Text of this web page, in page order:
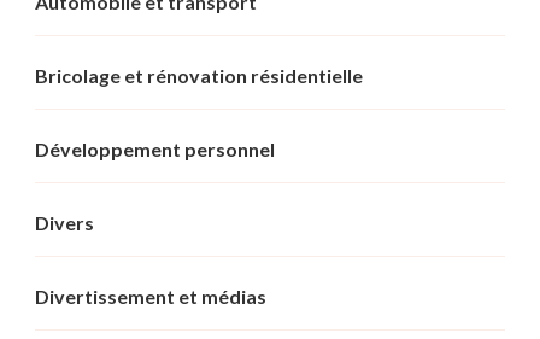
Bricolage et rénovation résidentielle
Développement personnel
Divers
Divertissement et médias